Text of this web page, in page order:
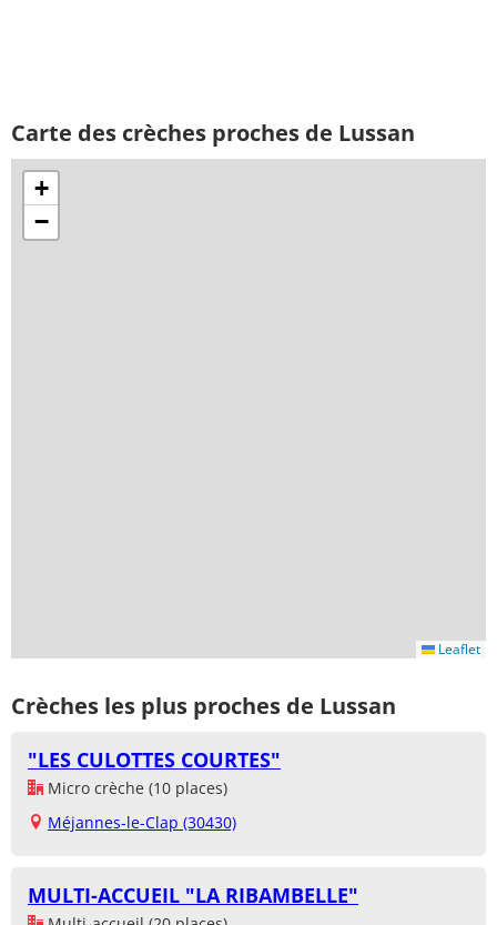
Carte des crèches proches de Lussan
+
−
Leaflet
Crèches les plus proches de Lussan
"LES CULOTTES COURTES"
Micro crèche (10 places)
Méjannes-le-Clap (30430)
MULTI-ACCUEIL "LA RIBAMBELLE"